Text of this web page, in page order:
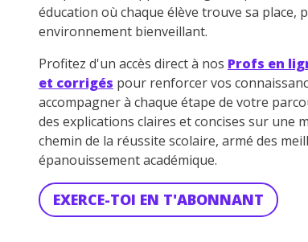
éducation où chaque élève trouve sa place,
environnement bienveillant.
Profitez d'un accès direct à nos Profs en
et corrigés pour renforcer vos
accompagner à chaque étape de votre
des explications claires et concises sur une
chemin de la réussite scolaire, armé des
épanouissement académique.
EXERCE-TOI EN T'ABONNANT